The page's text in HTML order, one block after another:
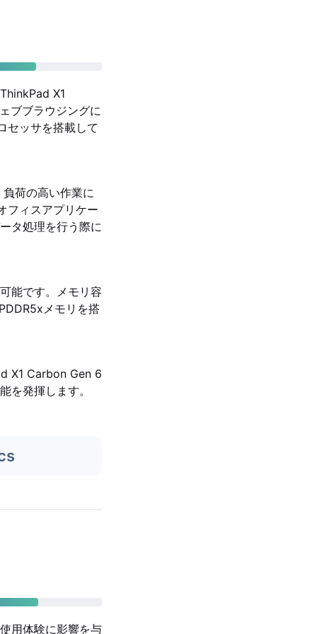
X1
ブブラウジングに
セッサを搭載して
荷の高い作業に
フィスアプリケー
タ処理を行う際に
能です。メモリ容
メモリを搭
X1 Carbon Gen 6
を発揮します。
用体験に影響を与